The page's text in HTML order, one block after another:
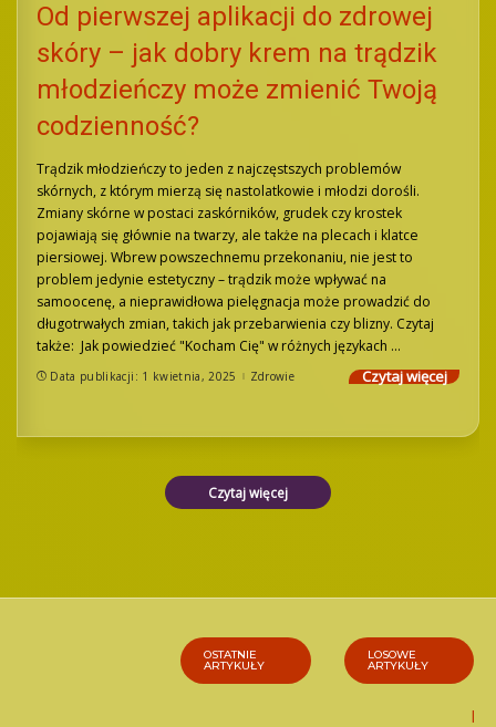
Od pierwszej aplikacji do zdrowej
skóry – jak dobry krem na trądzik
młodzieńczy może zmienić Twoją
codzienność?
Trądzik młodzieńczy to jeden z najczęstszych problemów
skórnych, z którym mierzą się nastolatkowie i młodzi dorośli.
Zmiany skórne w postaci zaskórników, grudek czy krostek
pojawiają się głównie na twarzy, ale także na plecach i klatce
piersiowej. Wbrew powszechnemu przekonaniu, nie jest to
problem jedynie estetyczny – trądzik może wpływać na
samoocenę, a nieprawidłowa pielęgnacja może prowadzić do
długotrwałych zmian, takich jak przebarwienia czy blizny. Czytaj
także: Jak powiedzieć "Kocham Cię" w różnych językach ...
Data publikacji: 1 kwietnia, 2025 Zdrowie Czytaj więcej
Czytaj więcej
OSTATNIE
ARTYKUŁY
LOSOWE
ARTYKUŁY